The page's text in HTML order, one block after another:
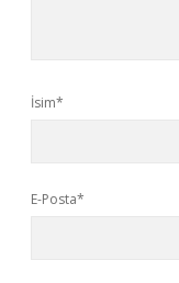
İsim*
E-Posta*